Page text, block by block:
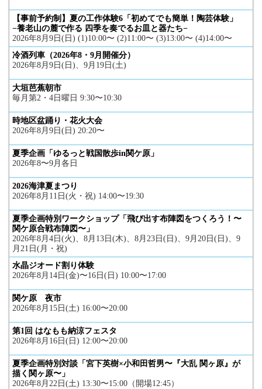
【事前予約制】夏の工作体験6「初めてでも簡単！陶芸体験」
−養老山の麓で作る 四季を奏でるお皿と器たち−
2026年8月9日(日) (1)10:00〜 (2)11:00〜 (3)13:00〜 (4)14:00〜
冷酒列車（2026年8・9月開催分）
2026年8月9日(日)、9月19日(土)
大垣芭蕉朝市
毎月第2・4日曜日 9:30〜10:30
時地区盆踊り・花火大会
2026年8月9日(日) 20:20〜
夏季企画「ゆるっと戦国散歩in関ケ原」
2026年8〜9月各日
2026海津夏まつり
2026年8月11日(火・祝) 14:00〜19:30
夏季企画特別ワークショップ「飛び出す布陣図をつくろう！〜
関ケ原合戦布陣図〜」
2026年8月4日(火)、8月13日(木)、8月23日(日)、9月20日(日)、9
月21日(月・祝)
水晶ジオード割り体験
2026年8月14日(金)〜16日(日) 10:00〜17:00
関ケ原 夜市
2026年8月15日(土) 16:00〜20:00
第1回 はなもも納涼フェスタ
2026年8月16日(日) 12:00〜20:00
夏季企画特別対談「宮下英樹×小和田哲男〜『大乱 関ヶ原』が
描く関ヶ原〜」
2026年8月22日(土) 13:30〜15:00（開場12:45）